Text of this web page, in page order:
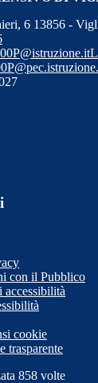
6 13856 -
con il Pubblico
cookie
trasparente
858 volte